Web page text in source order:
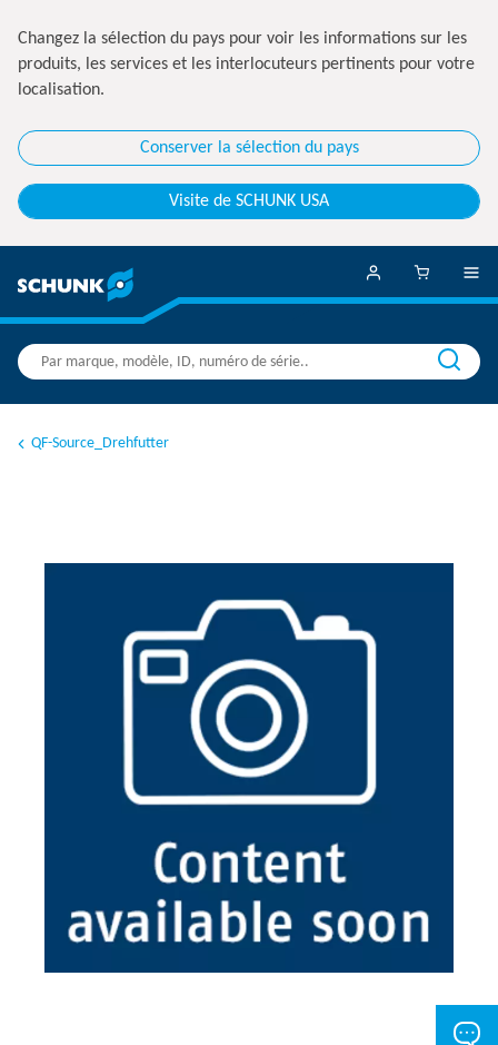
Changez la sélection du pays pour voir les informations sur les
produits, les services et les interlocuteurs pertinents pour votre
localisation.
Conserver la sélection du pays
Visite de SCHUNK USA
QF-Source_Drehfutter